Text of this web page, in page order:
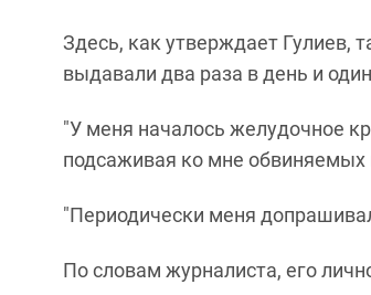
Здесь, как утверждает Гулиев,
выдавали два раза в день и
"У меня началось желудочное
подсаживая ко мне обвиняемых
"Периодически меня
По словам журналиста, его